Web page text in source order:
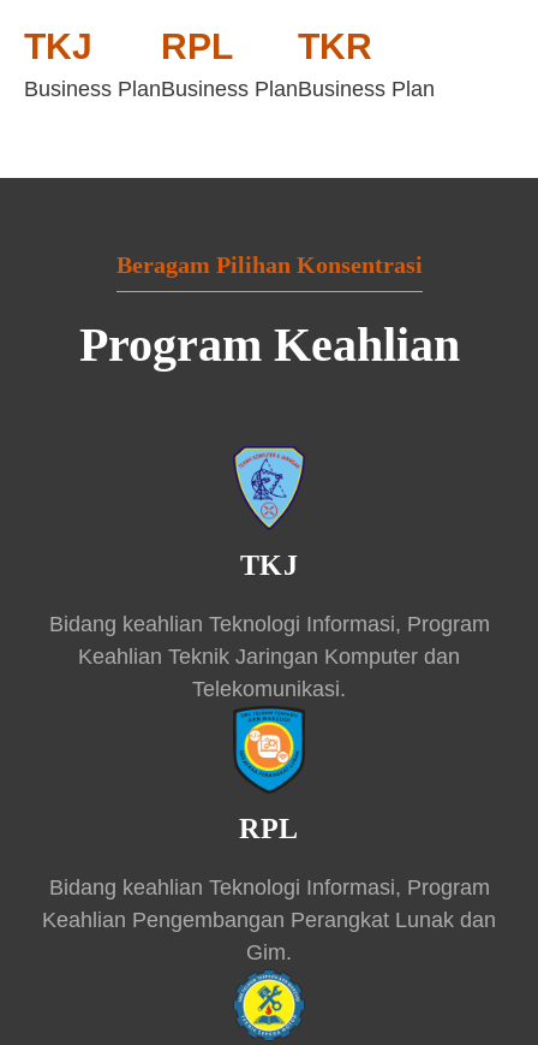
TKJ
Business Plan
RPL
Business Plan
TKR
Business Plan
Beragam Pilihan Konsentrasi
Program Keahlian
TKJ
Bidang keahlian Teknologi Informasi, Program
Keahlian Teknik Jaringan Komputer dan
Telekomunikasi.
RPL
Bidang keahlian Teknologi Informasi, Program
Keahlian Pengembangan Perangkat Lunak dan
Gim.